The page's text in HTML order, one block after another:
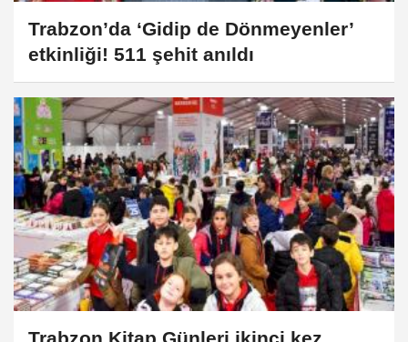
Trabzon’da ‘Gidip de Dönmeyenler’
etkinliği! 511 şehit anıldı
Trabzon Kitap Günleri ikinci kez